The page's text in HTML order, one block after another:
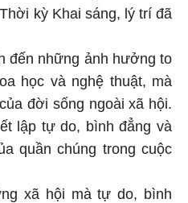
kỳ Khai sáng, lý trí đã
đến những ảnh hưởng to
học và nghệ thuật, mà
đời sống ngoài xã hội.
lập tự do, bình đẳng và
quần chúng trong cuộc
xã hội mà tự do, bình